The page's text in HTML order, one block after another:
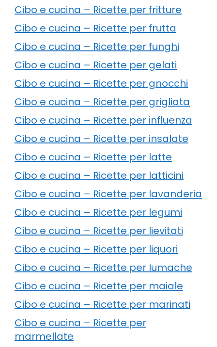
Cibo e cucina – Ricette per fritture
Cibo e cucina – Ricette per frutta
Cibo e cucina – Ricette per funghi
Cibo e cucina – Ricette per gelati
Cibo e cucina – Ricette per gnocchi
Cibo e cucina – Ricette per grigliata
Cibo e cucina – Ricette per influenza
Cibo e cucina – Ricette per insalate
Cibo e cucina – Ricette per latte
Cibo e cucina – Ricette per latticini
Cibo e cucina – Ricette per lavanderia
Cibo e cucina – Ricette per legumi
Cibo e cucina – Ricette per lievitati
Cibo e cucina – Ricette per liquori
Cibo e cucina – Ricette per lumache
Cibo e cucina – Ricette per maiale
Cibo e cucina – Ricette per marinati
Cibo e cucina – Ricette per
marmellate